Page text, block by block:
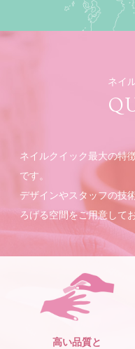
ネイ
ネイルクイック最大の特
です。
デザインやスタッフの技
ろげる空間をご用意して
高い品質と